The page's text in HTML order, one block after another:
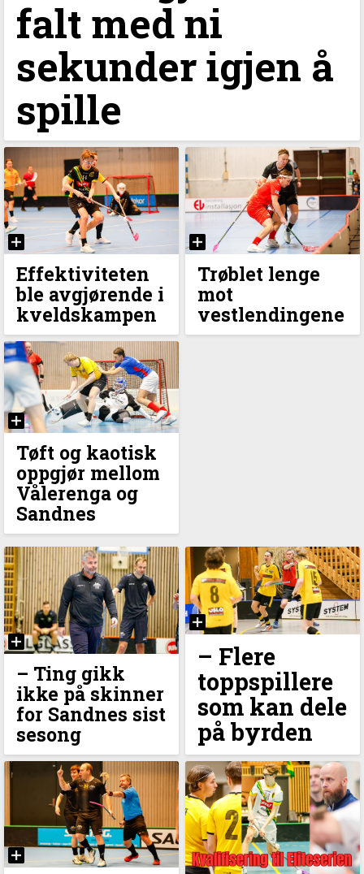
falt med ni
sekunder igjen å
spille
Effektiviteten
ble avgjørende i
kveldskampen
Trøblet lenge
mot
vestlendingene
Tøft og kaotisk
oppgjør mellom
Vålerenga og
Sandnes
–⁠ Ting gikk
ikke på skinner
for Sandnes sist
sesong
–⁠ Flere
toppspillere
som kan dele
på byrden